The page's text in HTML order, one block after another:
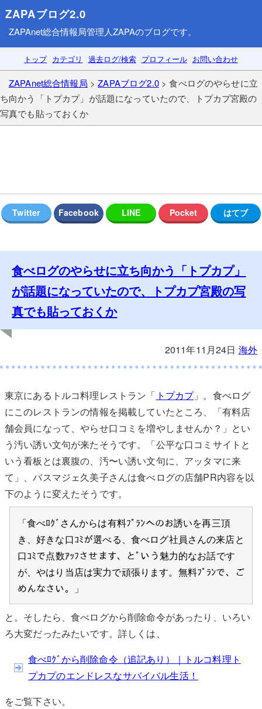
ZAPAブログ2.0
ZAPAnet総合情報局管理人ZAPAのブログです。
トップ カテゴリ 過去ログ/検索 プロフィール お問い合わせ
ZAPAnet総合情報局 >ZAPAブログ2.0> 食べログのやらせに立
ち向かう「トプカプ」が話題になっていたので、トプカプ宮殿の
写真でも貼っておくか
食べログのやらせに立ち向かう「トプカプ」
が話題になっていたので、トプカプ宮殿の写
真でも貼っておくか
2011年11月24日 海外
東京にあるトルコ料理レストラン「 トプカプ」。食べログ
にこのレストランの情報を掲載していたところ、「有料店
舗会員になって、やらせ口コミを増やしませんか？」とい
う汚い誘い文句が来たそうです。「公平な口コミサイトと
いう看板とは裏腹の、汚〜い誘い文句に、アッタマに来
て」、バスマジェ久美子さんは食べログの店舗PR内容を以
下のように変えたそうです。
「食べﾛｸﾞさんからは有料ﾌﾟﾗﾝへのお誘いを再三頂
き、好きな口ｺﾐが選べる、食べログ社員さんの来店と
口ｺﾐで点数ｱｯﾌさせます、とﾟいう魅力的なお話です
が、やはり当店は実力で頑張ります。無料ﾌﾟﾗﾝで、ご
めんなさい。」
と。そしたら、食べログから削除命令があったり、いろい
ろ大変だったみたいです。詳しくは、
食べﾛｸﾞから削除命令（追記あり）｜トルコ料理ト
プカプのエンドレスなサバイバル生活！
をご覧下さい。